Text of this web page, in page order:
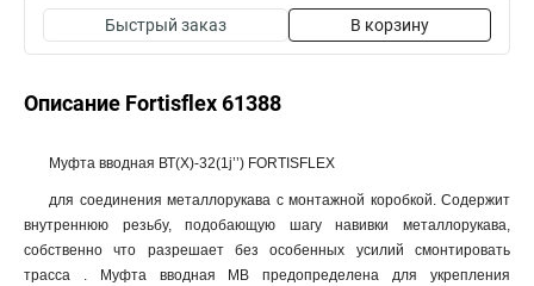
Быстрый заказ В корзину
Описание Fortisflex 61388
Муфта вводная ВТ(Х)-32(1ј’’) FORTISFLEX
для соединения металлорукава с монтажной коробкой. Содержит
внутреннюю резьбу, подобающую шагу навивки металлорукава,
собственно что разрешает без особенных усилий смонтировать
трасса . Муфта вводная МВ предопределена для укрепления